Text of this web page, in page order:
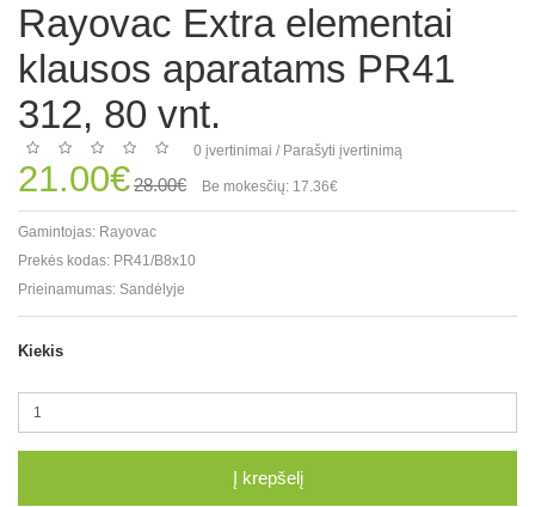
Rayovac Extra elementai
klausos aparatams PR41
312, 80 vnt.
0 įvertinimai / Parašyti įvertinimą
21.00€28.00€ Be mokesčių: 17.36€
Gamintojas: Rayovac
Prekės kodas: PR41/B8x10
Prieinamumas: Sandėlyje
Kiekis
Į krepšelį